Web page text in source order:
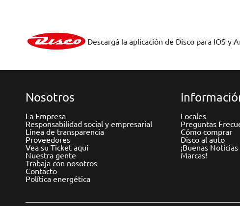
Descargá la aplicación de Disco para IOS y
Nosotros
La Empresa
Responsabilidad social y empresarial
Línea de transparencia
Proveedores
Vea su Ticket aquí
Nuestra gente
Trabaja con nosotros
Contacto
Política energética
Locales
Preguntas
Cómo comprar
Disco al auto
¡Buenas
Marcas!